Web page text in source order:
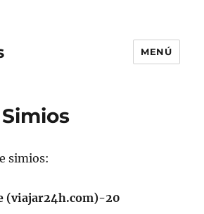
MENÚ
simios:
(viajar24h.com)-20